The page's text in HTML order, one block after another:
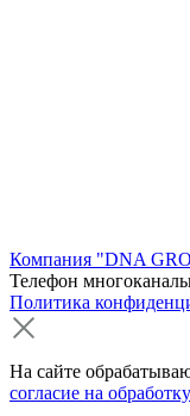
Компания "DNA
Телефон
Политика
На сайте
согласие на